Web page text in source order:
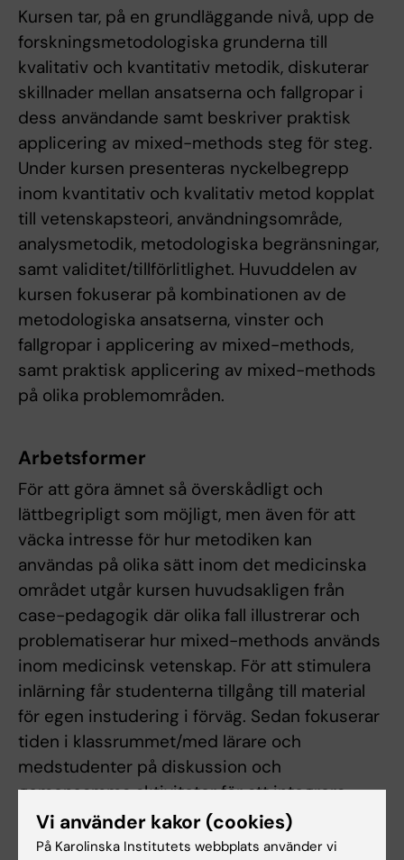
Kursen tar, på en grundläggande nivå, upp de
forskningsmetodologiska grunderna till
kvalitativ och kvantitativ metodik, diskuterar
skillnader mellan ansatserna och fallgropar i
dess användande samt beskriver praktisk
applicering av mixed-methods steg för steg.
Under kursen presenteras nyckelbegrepp
inom kvantitativ och kvalitativ metod kopplat
till vetenskapsteori, användningsområde,
analysmetodik, metodologiska begränsningar,
samt validitet/tillförlitlighet. Huvuddelen av
kursen fokuserar på kombinationen av de
metodologiska ansatserna, vinster och
fallgropar i applicering av mixed-methods,
samt praktisk applicering av mixed-methods
på olika problemområden.
Arbetsformer
För att göra ämnet så överskådligt och
lättbegripligt som möjligt, men även för att
väcka intresse för hur metodiken kan
användas på olika sätt inom det medicinska
området utgår kursen huvudsakligen från
case-pedagogik där olika fall illustrerar och
problematiserar hur mixed-methods används
inom medicinsk vetenskap. För att stimulera
inlärning får studenterna tillgång till material
för egen instudering i förväg. Sedan fokuserar
tiden i klassrummet/med lärare och
medstudenter på diskussion och
gemensamma aktiviteter för att integrera
kunskapen på ett mer djuplodande sätt. För
att underlätta för studenter att följa kursen på
Vi använder kakor (cookies)
På Karolinska Institutets webbplats använder vi